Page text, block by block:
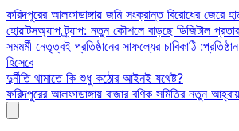
Skip
to
content
ফরিদপুরের আলফাডাঙ্গায় জমি সংক্রান্ত বিরোধের জেরে
হোয়াটসঅ্যাপ ট্র্যাপ: নতুন কৌশলে বাড়ছে ডিজিটাল
সমমর্মী নেতৃত্বই প্রতিষ্ঠানের সাফল্যের চাবিকাঠি
হিসেবে
দুর্নীতি থামাতে কি শুধু কঠোর আইনই যথেষ্ট?
ফরিদপুরের আলফাডাঙ্গায় বাজার বণিক সমিতির নতুন